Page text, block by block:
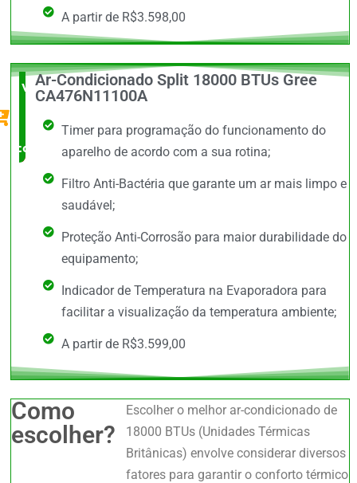
A partir de R$3.598,00
Vale a
Pena
comprar
Ar-Condicionado Split 18000 BTUs Gree
CA476N11100A
Timer para programação do funcionamento do
aparelho de acordo com a sua rotina;
Filtro Anti-Bactéria que garante um ar mais limpo e
saudável;
Proteção Anti-Corrosão para maior durabilidade do
equipamento;
Indicador de Temperatura na Evaporadora para
facilitar a visualização da temperatura ambiente;
A partir de R$3.599,00
Como
escolher?
Escolher o melhor ar-condicionado de
18000 BTUs (Unidades Térmicas
Britânicas) envolve considerar diversos
fatores para garantir o conforto térmico